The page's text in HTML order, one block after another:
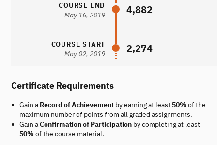
COURSE END
May 16, 2019
4,882
COURSE START
May 02, 2019
2,274
Certificate Requirements
Gain a Record of Achievementby earning at least 50% of the
maximum number of points from all graded assignments.
Gain aConfirmation of Participationby completing at least
50% of the course material.